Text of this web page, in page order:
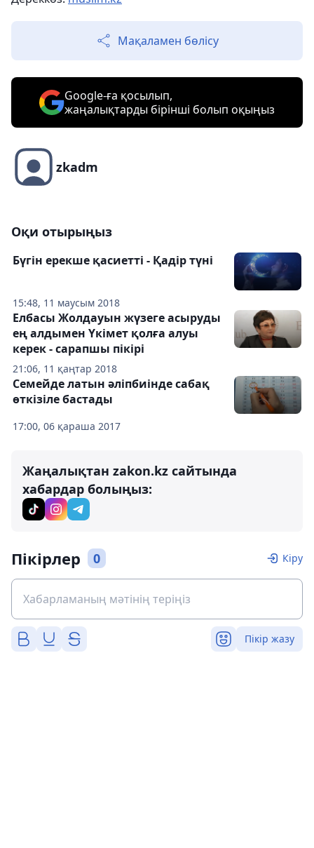
Мақаламен бөлісу
Google-ға қосылып,
жаңалықтарды бірінші болып оқыңыз
zkadm
Оқи отырыңыз
15:48, 11 маусым 2018
Бүгін ерекше қасиетті - Қадір түні
21:06, 11 қаңтар 2018
Елбасы Жолдауын жүзеге асыруды
ең алдымен Үкімет қолға алуы
керек - сарапшы пікірі
17:00, 06 қараша 2017
Семейде латын әліпбиінде сабақ
өткізіле бастады
Жаңалықтан zakon.kz сайтында
хабардар болыңыз:
Пікірлер 0 Кіру
Пікір жазу